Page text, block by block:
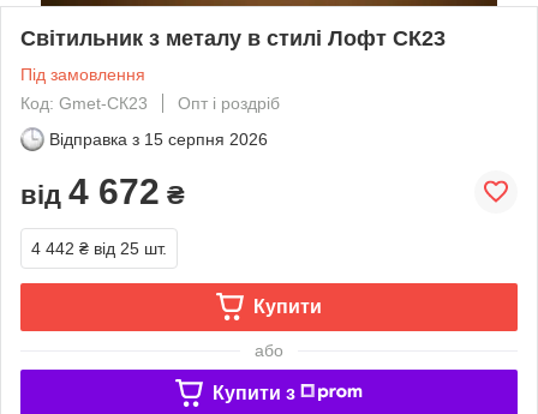
Світильник з металу в стилі Лофт СК23
Під замовлення
Код: Gmet-СК23
Опт і роздріб
Відправка з 15 серпня 2026
від 4 672 ₴
4 442 ₴ від 25 шт.
Купити
або
Купити з